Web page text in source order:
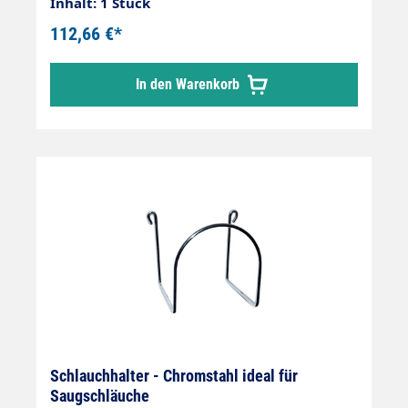
+60 °C
112,66 €*
In den Warenkorb
Schlauchhalter - Chromstahl ideal für
Saugschläuche